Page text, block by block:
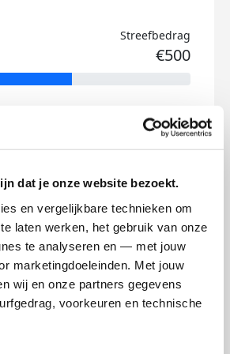
dat je onze website bezoekt.
en vergelijkbare technieken om
laten werken, het gebruik van onze
te analyseren en — met jouw
marketingdoeleinden. Met jouw
wij en onze partners gegevens
voorkeuren en technische
Streefbedrag
€500
badges